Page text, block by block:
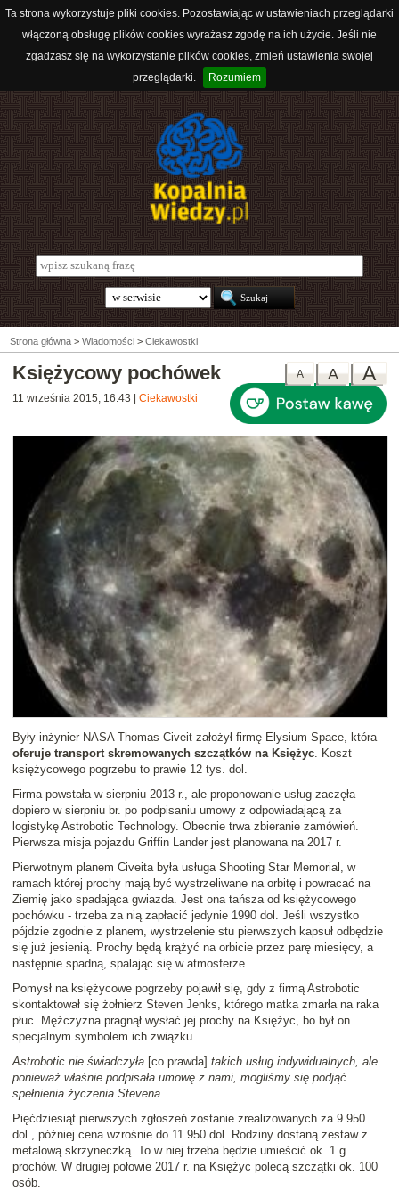
Ta strona wykorzystuje pliki cookies. Pozostawiając w ustawieniach przeglądarki
włączoną obsługę plików cookies wyrażasz zgodę na ich użycie. Jeśli nie
zgadzasz się na wykorzystanie plików cookies, zmień ustawienia swojej
przeglądarki.
Rozumiem
Strona główna > Wiadomości > Ciekawostki
A
A
A
Księżycowy pochówek
11 września 2015, 16:43 Ciekawostki
Były inżynier NASA Thomas Civeit założył firmę Elysium Space, która
oferuje transport skremowanych szczątków na Księżyc. Koszt
księżycowego pogrzebu to prawie 12 tys. dol.
Firma powstała w sierpniu 2013 r., ale proponowanie usług zaczęła
dopiero w sierpniu br. po podpisaniu umowy z odpowiadającą za
logistykę Astrobotic Technology. Obecnie trwa zbieranie zamówień.
Pierwsza misja pojazdu Griffin Lander jest planowana na 2017 r.
Pierwotnym planem Civeita była usługa Shooting Star Memorial, w
ramach której prochy mają być wystrzeliwane na orbitę i powracać na
Ziemię jako spadająca gwiazda. Jest ona tańsza od księżycowego
pochówku - trzeba za nią zapłacić jedynie 1990 dol. Jeśli wszystko
pójdzie zgodnie z planem, wystrzelenie stu pierwszych kapsuł odbędzie
się już jesienią. Prochy będą krążyć na orbicie przez parę miesięcy, a
następnie spadną, spalając się w atmosferze.
Pomysł na księżycowe pogrzeby pojawił się, gdy z firmą Astrobotic
skontaktował się żołnierz Steven Jenks, którego matka zmarła na raka
płuc. Mężczyzna pragnął wysłać jej prochy na Księżyc, bo był on
specjalnym symbolem ich związku.
Astrobotic nie świadczyła [co prawda] takich usług indywidualnych, ale
ponieważ właśnie podpisała umowę z nami, mogliśmy się podjąć
spełnienia życzenia Stevena.
Pięćdziesiąt pierwszych zgłoszeń zostanie zrealizowanych za 9.950
dol., później cena wzrośnie do 11.950 dol. Rodziny dostaną zestaw z
metalową skrzyneczką. To w niej trzeba będzie umieścić ok. 1 g
prochów. W drugiej połowie 2017 r. na Księżyc polecą szczątki ok. 100
osób.